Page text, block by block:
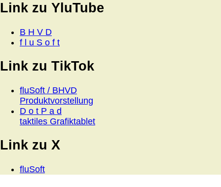
Link zu YluTube
B H V D
f l u S o f t
Link zu TikTok
fluSoft / BHVD
Produktvorstellung
D o t P a d
taktiles Grafiktablet
Link zu X
fluSoft